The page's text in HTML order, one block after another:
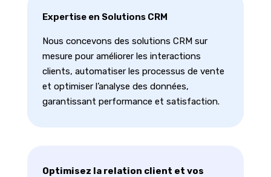
Expertise en Solutions CRM
Nous concevons des solutions CRM sur
mesure pour améliorer les interactions
clients, automatiser les processus de vente
et optimiser l’analyse des données,
garantissant performance et satisfaction.
Optimisez la relation client et vos